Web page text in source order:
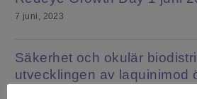
7 juni, 2023
Säkerhet och okulär
utvecklingen av laquinimod